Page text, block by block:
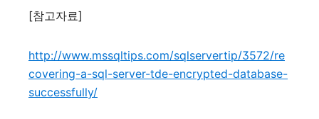
[참고자료]
http://www.mssqltips.com/sqlservertip/3572/re
covering-a-sql-server-tde-encrypted-database-
successfully/